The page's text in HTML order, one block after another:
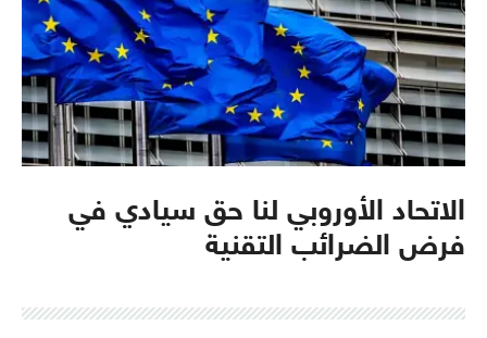
الاتحاد الأوروبي لنا حق سيادي في
فرض الضرائب التقنية